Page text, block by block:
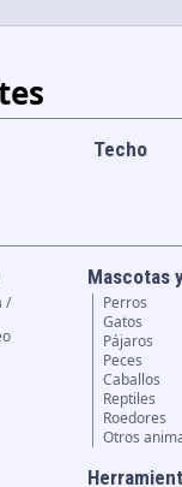
Techo
/
Mascotas
Perros
Gatos
Pájaros
Peces
Caballos
Reptiles
Roedores
Otros